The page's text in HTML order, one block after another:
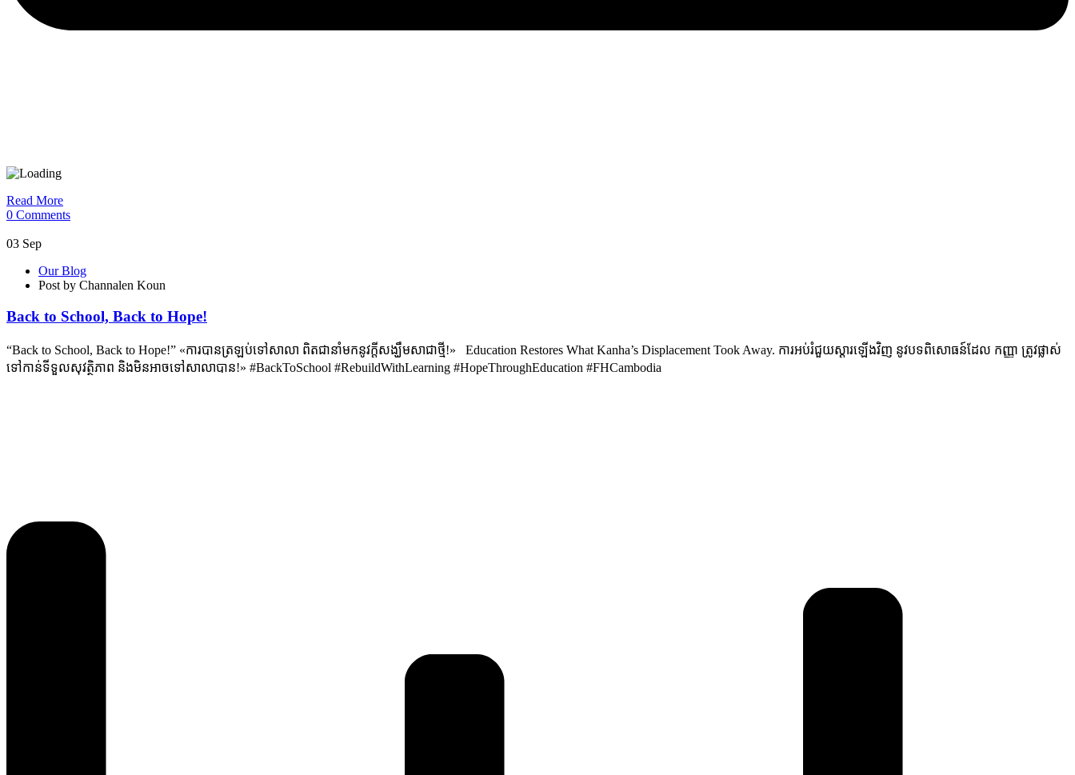
Read More
0 Comments
03 Sep
Our Blog
Post by Channalen Koun
Back to School, Back to Hope!
“Back to School, Back to Hope!” «ការបានត្រឡប់ទៅសាលា ពិតជានាំមកនូវក្តីសង្ឃឹមសាជាថ្មី!» Education Restores What Kanha’s Displacement Took Away. ការអប់រំជួយស្ដារឡើងវិញ នូវបទពិសោធន៍ដែល កញ្ញា ត្រូវផ្លាស់
ទៅកាន់ទីទួលសុវត្ថិភាព និងមិនអាចទៅសាលាបាន!» #BackToSchool #RebuildWithLearning #HopeThroughEducation #FHCambodia